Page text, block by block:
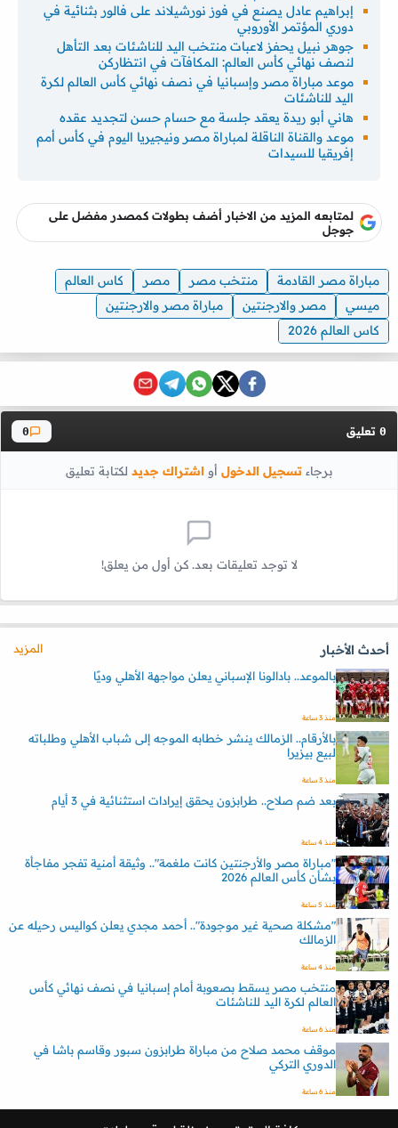
إبراهيم عادل يصنع في فوز نورشيلاند على فالور بثنائية في
دوري المؤتمر الأوروبي
جوهر نبيل يحفز لاعبات منتخب اليد للناشئات بعد التأهل
لنصف نهائي كأس العالم: المكافآت في انتظاركن
موعد مباراة مصر وإسبانيا في نصف نهائي كأس العالم لكرة
اليد للناشئات
هاني أبو ريدة يعقد جلسة مع حسام حسن لتجديد عقده
موعد والقناة الناقلة لمباراة مصر ونيجيريا اليوم في كأس أمم
إفريقيا للسيدات
لمتابعه المزيد من الاخبار أضف بطولات كمصدر مفضل على
جوجل
مباراة مصر القادمة منتخب مصر مصر
كاس العالم
ميسي
مصر والارجنتين
مباراة مصر والارجنتين
كاس العالم 2026
0 تعليق 0
برجاءتسجيل الدخول أواشتراك جديد لكتابة تعليق
لا توجد تعليقات بعد. كن أول من يعلق!
أحدث الأخبار
المزيد
بالموعد.. بادالونا الإسباني يعلن مواجهة الأهلي وديًا
منذ 3 ساعة
بالأرقام.. الزمالك ينشر خطابه الموجه إلى شباب الأهلي وطلباته
لبيع بيزيرا
منذ 3 ساعة
بعد ضم صلاح.. طرابزون يحقق إيرادات استثنائية في 3 أيام
منذ 4 ساعة
"مباراة مصر والأرجنتين كانت ملغمة".. وثيقة أمنية تفجر مفاجأة
بشأن كأس العالم 2026
منذ 5 ساعة
"مشكلة صحية غير موجودة".. أحمد مجدي يعلن كواليس رحيله عن
الزمالك
منذ 4 ساعة
منتخب مصر يسقط بصعوبة أمام إسبانيا في نصف نهائي كأس
العالم لكرة اليد للناشئات
منذ 6 ساعة
موقف محمد صلاح من مباراة طرابزون سبور وقاسم باشا في
الدوري التركي
منذ 6 ساعة